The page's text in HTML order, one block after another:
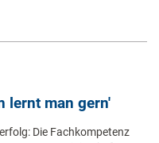
lernt man gern'
Die Fachkompetenz